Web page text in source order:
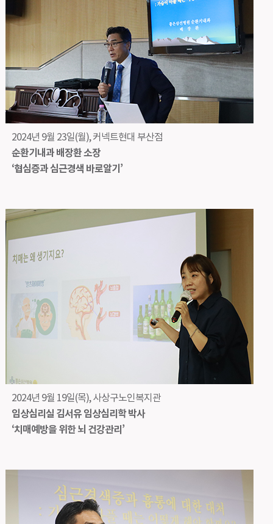
2024년 9월 23일(월), 커넥트현대 부산점
순환기내과 배장환 소장
‘협심증과 심근경색 바로알기’
2024년 9월 19일(목), 사상구노인복지관
임상심리실 김서유 임상심리학 박사
‘치매예방을 위한 뇌 건강관리’